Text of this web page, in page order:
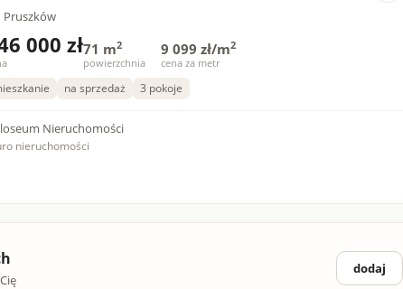
Pruszków
000 zł71 m2
powierzchnia
9 099 zł/m2
cena za metr
na sprzedaż 3 pokoje
Nieruchomości
nieruchomości
dodaj